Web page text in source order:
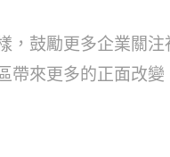
，鼓勵更多企業關
帶來更多的正面改變